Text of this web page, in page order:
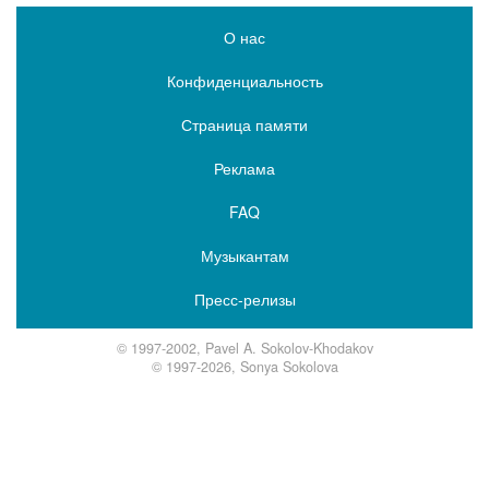
О нас
Конфиденциальность
Страница памяти
Реклама
FAQ
Музыкантам
Пресс-релизы
© 1997-2002, Pavel A. Sokolov-Khodakov
© 1997-2026, Sonya Sokolova